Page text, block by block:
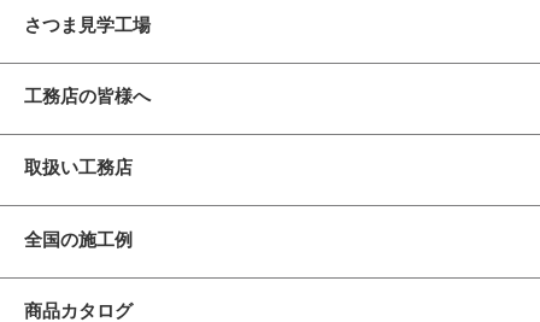
さつま見学工場
工務店の皆様へ
取扱い工務店
全国の施工例
商品カタログ